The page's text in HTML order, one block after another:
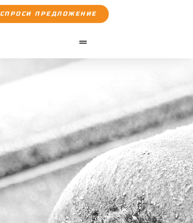
СПРОСИ ПРЕДЛОЖЕНИЕ